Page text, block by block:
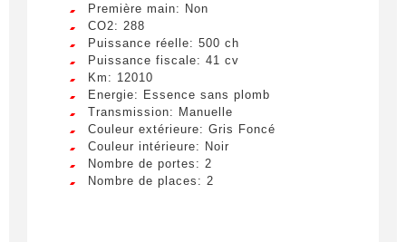
Première main: Non
CO2: 288
Puissance réelle: 500 ch
Puissance fiscale: 41 cv
Km: 12010
Energie: Essence sans plomb
Transmission: Manuelle
Couleur extérieure: Gris Foncé
Couleur intérieure: Noir
Nombre de portes: 2
Nombre de places: 2